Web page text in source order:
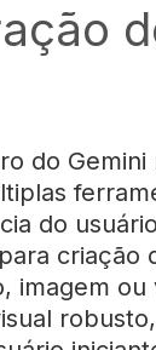
do
do
criação
imagem ou